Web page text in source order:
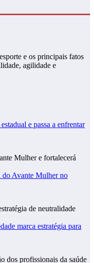
e os principais fatos
agilidade e
e passa a enfrentar
do Avante Mulher no
marca estratégia para